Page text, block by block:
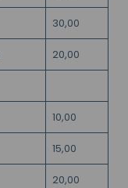
30,00
20,00
10,00
15,00
20,00